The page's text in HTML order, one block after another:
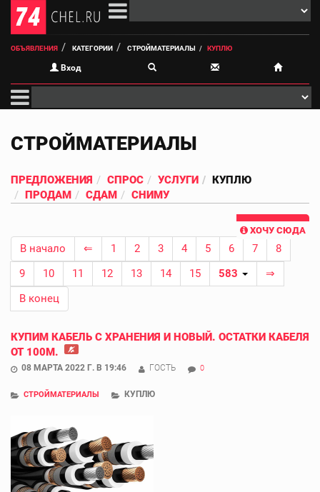
ОБЪЯВЛЕНИЯ КАТЕГОРИИ СТРОЙМАТЕРИАЛЫ КУПЛЮ
Вход
СТРОЙМАТЕРИАЛЫ
ПРЕДЛОЖЕНИЯ СПРОС УСЛУГИ
КУПЛЮ
ПРОДАМ
СДАМ СНИМУ
ХОЧУ СЮДА
В начало ⇐ 1 2 3 4 5 6 7
8
9
10 11 12 13 14 15 583
⇒
В конец
КУПИМ КАБЕЛЬ С ХРАНЕНИЯ И НОВЫЙ. ОСТАТКИ КАБЕЛЯ
ОТ 100М.
08 МАРТА 2022 Г. В 19:46 ГОСТЬ 0
СТРОЙМАТЕРИАЛЫ КУПЛЮ